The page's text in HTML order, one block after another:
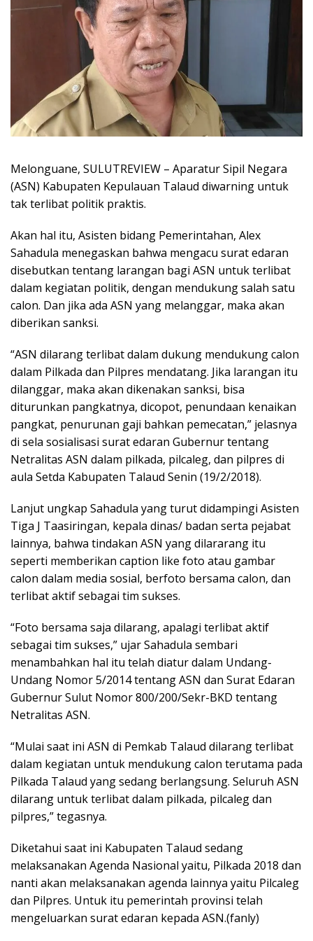
Melonguane, SULUTREVIEW – Aparatur Sipil Negara
(ASN) Kabupaten Kepulauan Talaud diwarning untuk
tak terlibat politik praktis.
Akan hal itu, Asisten bidang Pemerintahan, Alex
Sahadula menegaskan bahwa mengacu surat edaran
disebutkan tentang larangan bagi ASN untuk terlibat
dalam kegiatan politik, dengan mendukung salah satu
calon. Dan jika ada ASN yang melanggar, maka akan
diberikan sanksi.
“ASN dilarang terlibat dalam dukung mendukung calon
dalam Pilkada dan Pilpres mendatang. Jika larangan itu
dilanggar, maka akan dikenakan sanksi, bisa
diturunkan pangkatnya, dicopot, penundaan kenaikan
pangkat, penurunan gaji bahkan pemecatan,” jelasnya
di sela sosialisasi surat edaran Gubernur tentang
Netralitas ASN dalam pilkada, pilcaleg, dan pilpres di
aula Setda Kabupaten Talaud Senin (19/2/2018).
Lanjut ungkap Sahadula yang turut didampingi Asisten
Tiga J Taasiringan, kepala dinas/ badan serta pejabat
lainnya, bahwa tindakan ASN yang dilararang itu
seperti memberikan caption like foto atau gambar
calon dalam media sosial, berfoto bersama calon, dan
terlibat aktif sebagai tim sukses.
“Foto bersama saja dilarang, apalagi terlibat aktif
sebagai tim sukses,” ujar Sahadula sembari
menambahkan hal itu telah diatur dalam Undang-
Undang Nomor 5/2014 tentang ASN dan Surat Edaran
Gubernur Sulut Nomor 800/200/Sekr-BKD tentang
Netralitas ASN.
“Mulai saat ini ASN di Pemkab Talaud dilarang terlibat
dalam kegiatan untuk mendukung calon terutama pada
Pilkada Talaud yang sedang berlangsung. Seluruh ASN
dilarang untuk terlibat dalam pilkada, pilcaleg dan
pilpres,” tegasnya.
Diketahui saat ini Kabupaten Talaud sedang
melaksanakan Agenda Nasional yaitu, Pilkada 2018 dan
nanti akan melaksanakan agenda lainnya yaitu Pilcaleg
dan Pilpres. Untuk itu pemerintah provinsi telah
mengeluarkan surat edaran kepada ASN.(fanly)